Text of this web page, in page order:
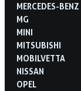
MERCEDES-BENZ
MG
MINI
MITSUBISHI
MOBILVETTA
NISSAN
OPEL